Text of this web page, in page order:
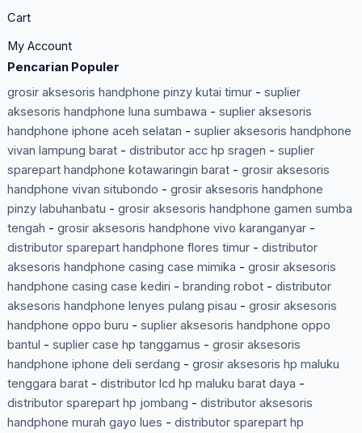
Cart
My Account
Pencarian Populer
grosir aksesoris handphone pinzy kutai timur- suplier
aksesoris handphone luna sumbawa - suplier aksesoris
handphone iphone aceh selatan - suplier aksesoris handphone
vivan lampung barat- distributor acc hp sragen - suplier
sparepart handphone kotawaringin barat- grosir aksesoris
handphone vivan situbondo - grosir aksesoris handphone
pinzy labuhanbatu - grosir aksesoris handphone gamen sumba
tengah - grosir aksesoris handphone vivo karanganyar-
distributor sparepart handphone flores timur- distributor
aksesoris handphone casing case mimika - grosir aksesoris
handphone casing case kediri - branding robot- distributor
aksesoris handphone lenyes pulang pisau - grosir aksesoris
handphone oppo buru - suplier aksesoris handphone oppo
bantul - suplier case hp tanggamus - grosir aksesoris
handphone iphone deli serdang - grosir aksesoris hp maluku
tenggara barat- distributor lcd hp maluku barat daya -
distributor sparepart hp jombang - distributor aksesoris
handphone murah gayo lues - distributor sparepart hp